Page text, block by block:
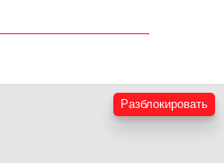
Разблокировать